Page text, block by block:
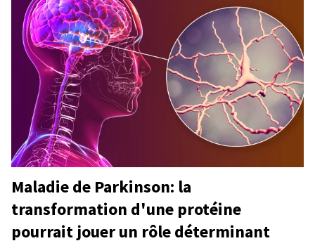
Maladie de Parkinson: la
transformation d'une protéine
pourrait jouer un rôle déterminant